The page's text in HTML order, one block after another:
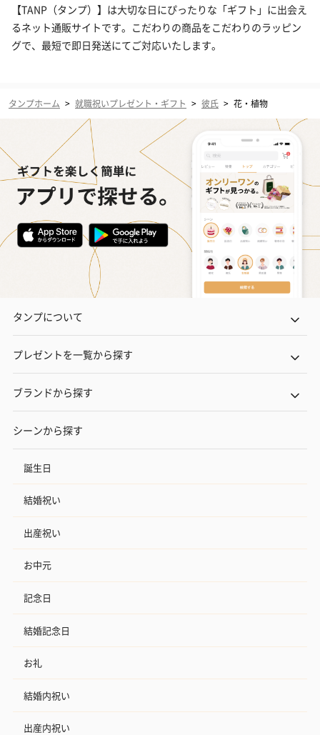
【TANP（タンプ）】は大切な日にぴったりな「ギフト」に出会え
るネット通販サイトです。こだわりの商品をこだわりのラッピン
グで、最短で即日発送にてご対応いたします。
タンプホーム > 就職祝いプレゼント・ギフト > 彼氏 > 花・植物
タンプについて
プレゼントを一覧から探す
ブランドから探す
シーンから探す
誕生日
結婚祝い
出産祝い
お中元
記念日
結婚記念日
お礼
結婚内祝い
出産内祝い